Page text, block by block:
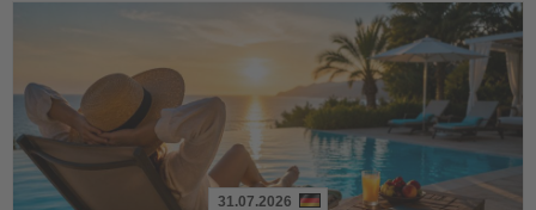
31.07.2026